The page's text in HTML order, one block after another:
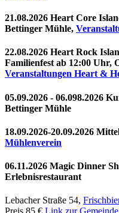
21.08.2026 Heart Core
Bettinger Mühle,
22.08.2026 Heart Rock
Familienfest ab 12:00 Uhr,
Veranstaltungen Heart &
05.09.2026 - 06.098.2026
Bettinger Mühle
18.09.2026-20.09.2026
Mühlenverein
06.11.2026 Magic Dinner
Erlebnisrestaurant
Lebacher Straße 54,